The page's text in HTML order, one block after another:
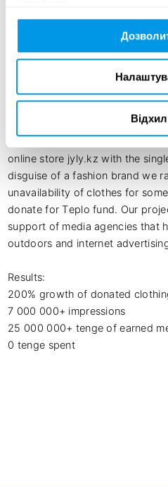
Idea: We picked an ordinary
clothes and made it the
for sale at the unaffordable
Week Almaty, the main couture
online store jyly.kz with the
disguise of a fashion brand we
unavailability of clothes for
donate for Teplo fund. Our
support of media agencies that
outdoors and internet
Results:
200% growth of donated
7 000 000+ impressions
25 000 000+ tenge of earned
0 tenge spent